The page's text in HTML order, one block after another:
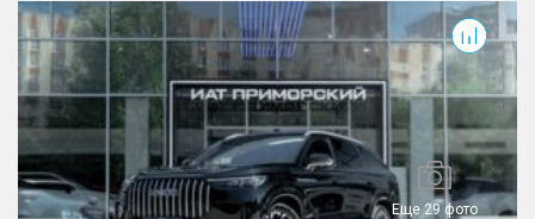
Еще 29 фото
J8